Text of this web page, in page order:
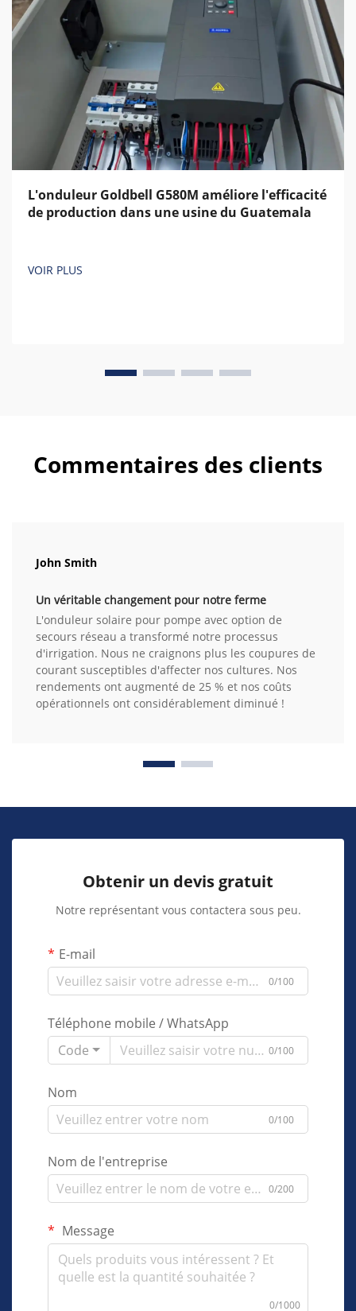
L'onduleur Goldbell G580M améliore l'efficacité
de production dans une usine du Guatemala
VOIR PLUS
Commentaires des clients
John Smith
Un véritable changement pour notre ferme
L'onduleur solaire pour pompe avec option de
secours réseau a transformé notre processus
d'irrigation. Nous ne craignons plus les coupures de
courant susceptibles d'affecter nos cultures. Nos
rendements ont augmenté de 25 % et nos coûts
opérationnels ont considérablement diminué !
Obtenir un devis gratuit
Notre représentant vous contactera sous peu.
E-mail
0/100
Téléphone mobile / WhatsApp
Code
0/100
Nom
0/100
Nom de l'entreprise
0/200
Message
0/1000